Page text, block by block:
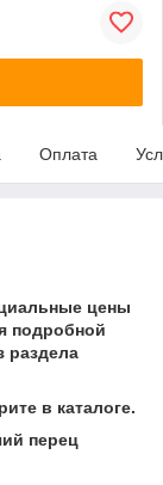
Оплата
цены
подробной
раздела
в каталоге.
перец